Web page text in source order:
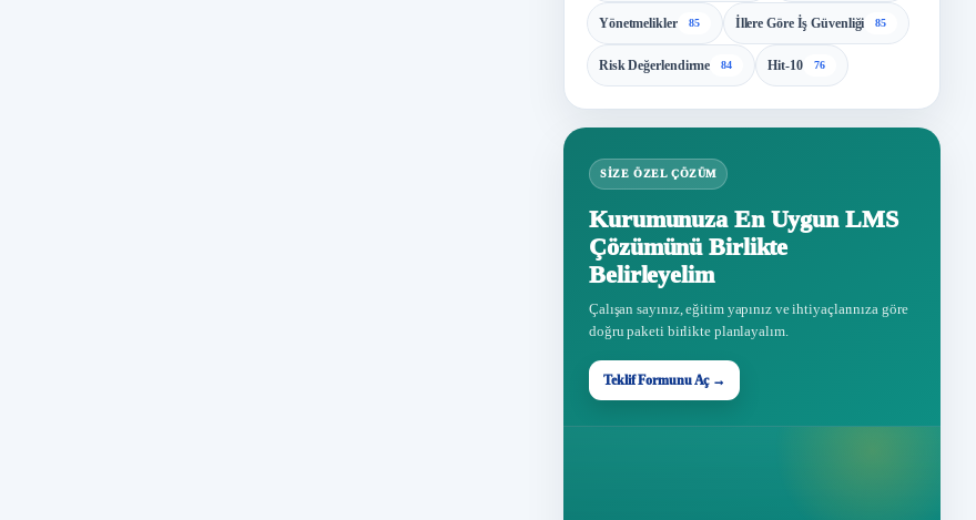
Yönetmelikler 85 İllere Göre İş Güvenliği 85
Risk Değerlendirme 84 Hit-10 76
SIZE ÖZEL ÇÖZÜM
Kurumunuza En Uygun LMS
Çözümünü Birlikte
Belirleyelim
Çalışan sayınız, eğitim yapınız ve ihtiyaçlarınıza göre
doğru paketi birlikte planlayalım.
Teklif Formunu Aç →
Teklif